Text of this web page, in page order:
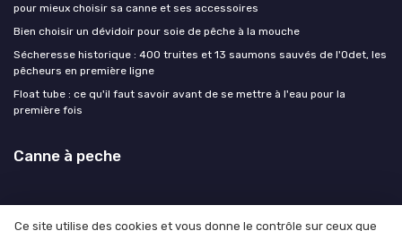
pour mieux choisir sa canne et ses accessoires
Bien choisir un dévidoir pour soie de pêche à la mouche
Sécheresse historique : 400 truites et 13 saumons sauvés de l'Odet, les
pêcheurs en première ligne
Float tube : ce qu'il faut savoir avant de se mettre à l'eau pour la
première fois
Canne à peche
Ce site utilise des cookies et vous donne le contrôle sur ceux que